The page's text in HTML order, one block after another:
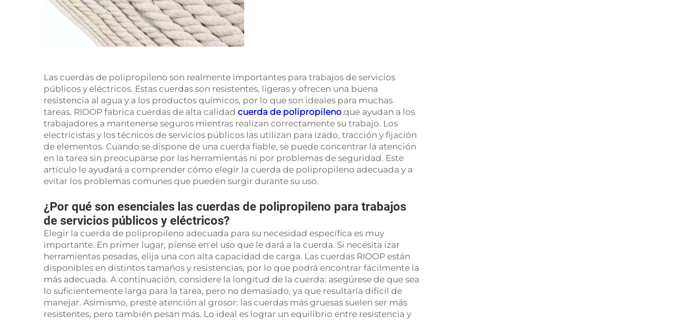
Las cuerdas de polipropileno son realmente importantes para trabajos de servicios
públicos y eléctricos. Estas cuerdas son resistentes, ligeras y ofrecen una buena
resistencia al agua y a los productos químicos, por lo que son ideales para muchas
tareas. RIOOP fabrica cuerdas de alta calidad cuerda de polipropileno que ayudan a los
trabajadores a mantenerse seguros mientras realizan correctamente su trabajo. Los
electricistas y los técnicos de servicios públicos las utilizan para izado, tracción y fijación
de elementos. Cuando se dispone de una cuerda fiable, se puede concentrar la atención
en la tarea sin preocuparse por las herramientas ni por problemas de seguridad. Este
artículo le ayudará a comprender cómo elegir la cuerda de polipropileno adecuada y a
evitar los problemas comunes que pueden surgir durante su uso.
¿Por qué son esenciales las cuerdas de polipropileno para trabajos
de servicios públicos y eléctricos?
Elegir la cuerda de polipropileno adecuada para su necesidad específica es muy
importante. En primer lugar, piense en el uso que le dará a la cuerda. Si necesita izar
herramientas pesadas, elija una con alta capacidad de carga. Las cuerdas RIOOP están
disponibles en distintos tamaños y resistencias, por lo que podrá encontrar fácilmente la
más adecuada. A continuación, considere la longitud de la cuerda: asegúrese de que sea
lo suficientemente larga para la tarea, pero no demasiado, ya que resultaría difícil de
manejar. Asimismo, preste atención al grosor: las cuerdas más gruesas suelen ser más
resistentes, pero también pesan más. Lo ideal es lograr un equilibrio entre resistencia y